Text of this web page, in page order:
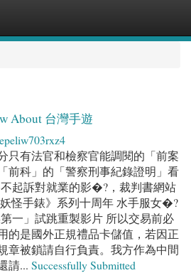
About 台灣手遊
epeliw703rxz4
只有法官和檢察官能調閱的「前案
前科」的「警察刑事紀錄證明」看
起訴對就業的影�?，裁判書網站
怪手錶》系列十周年 水手服女�?
一」試跳重製影片 所以交易前必
的是國外正規禮品卡儲值，若因正
章被鎖請自行負責。我方作為中間
請... Successfully Submitted